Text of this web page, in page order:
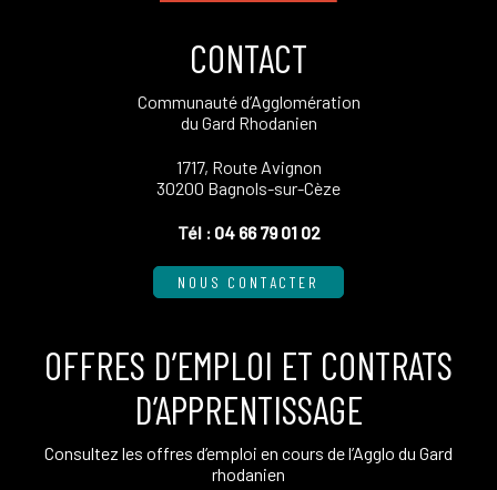
CONTACT
Communauté d’Agglomération
du Gard Rhodanien
1717, Route Avignon
30200 Bagnols-sur-Cèze
Tél : 04 66 79 01 02
NOUS CONTACTER
OFFRES D’EMPLOI ET CONTRATS
D’APPRENTISSAGE
Consultez les offres d’emploi en cours de l’Agglo du Gard
rhodanien